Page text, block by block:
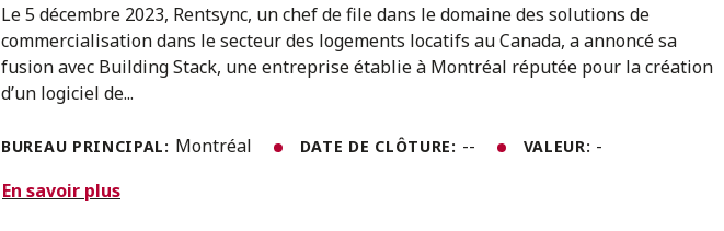
Le 5 décembre 2023, Rentsync, un chef de file dans le domaine des solutions de
commercialisation dans le secteur des logements locatifs au Canada, a annoncé sa
fusion avec Building Stack, une entreprise établie à Montréal réputée pour la création
d’un logiciel de...
BUREAU PRINCIPAL: Montréal DATE DE CLÔTURE: -- VALEUR: -
En savoir plus